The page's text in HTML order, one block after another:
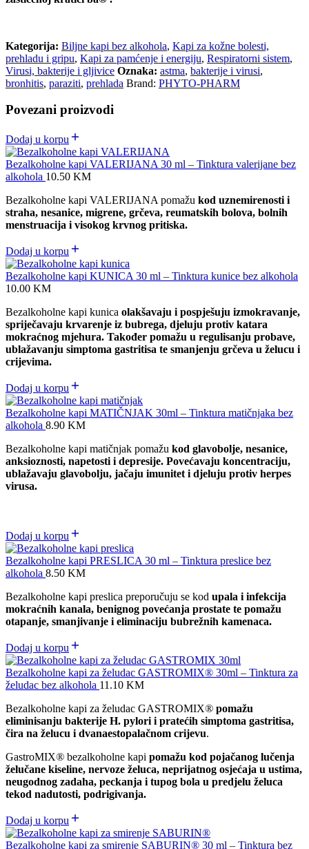
Kategorija: Biljne kapi bez alkohola, Kapi za kožne bolesti,
prehladu i gripu, Kapi za pamćenje i energiju, Respiratorni sistem,
Virusi, bakterije i gljivice Oznaka: astma, bakterije i virusi,
bronhitis, paraziti, prehlada Brand: PHYTO-PHARM
Povezani proizvodi
Dodaj u korpu
Bezalkoholne kapi VALERIJANA 30 ml – Tinktura valerijane bez
alkohola 10.50 KM
Bezalkoholne kapi VALERIJANA pomažu kod uznemirenosti i
straha, nesanice, migrene, grčeva, reumatskih bolova, bolnih
menstruacija i visokog krvnog pritiska.
Dodaj u korpu
Bezalkoholne kapi KUNICA 30 ml – Tinktura kunice bez alkohola
10.00 KM
Bezalkoholne kapi kunica olakšavaju i pospješuju izmokravanje,
spriječavaju krvarenje iz bubrega, djeluju protiv katara
mokraćnog mjehura. Također pomažu u regulisanju probave,
ublažavanju simptoma gastritisa te smanjenju grčeva u želucu i
crijevima.
Dodaj u korpu
Bezalkoholne kapi MATIČNJAK 30ml – Tinktura matičnjaka bez
alkohola 8.90 KM
Bezalkoholne kapi matičnjak pomažu kod glavobolje, nesanice,
anksioznosti, napetosti i depresije. Povećavaju koncentraciju,
ublažavaju glavobolju, jačaju imunitet i djeluju protiv herpes
virusa.
Dodaj u korpu
Bezalkoholne kapi PRESLICA 30 ml – Tinktura preslice bez
alkohola 8.50 KM
Bezalkoholne kapi preslica preporučuju se kod upala i infekcija
mokraćnih kanala, benignog povećanja prostate te pomažu
otapanje, smanjivanje i eliminaciju bubrežnih kamenaca.
Dodaj u korpu
Bezalkoholne kapi za želudac GASTROMIX® 30ml – Tinktura za
želudac bez alkohola 11.10 KM
Bezalkoholne kapi za želudac GASTROMIX® pomažu
eliminisanju bakterije H. pylori i pratećih simptoma gastritisa,
čira na želucu i dvanaestopalačnom crijevu.
GastroMIX® bezalkoholne kapi pomažu kod pojačanog lučenja
želučane kiseline, nervoze želuca, neprijatnog osjećaja u ustima,
neugodnog zadaha, peckanja i tupog bola u predjelu želuca
tekod nadutosti, podrigivanja.
Dodaj u korpu
Bezalkoholne kapi za smirenje SABURIN® 30 ml – Tinktura bez